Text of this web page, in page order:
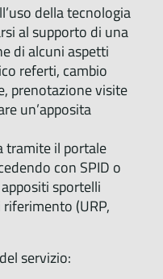
della tecnologia
al supporto di una
di alcuni aspetti
referti, cambio
prenotazione visite
un’apposita
tramite il portale
con SPID o
sportelli
riferimento (URP,
servizio: